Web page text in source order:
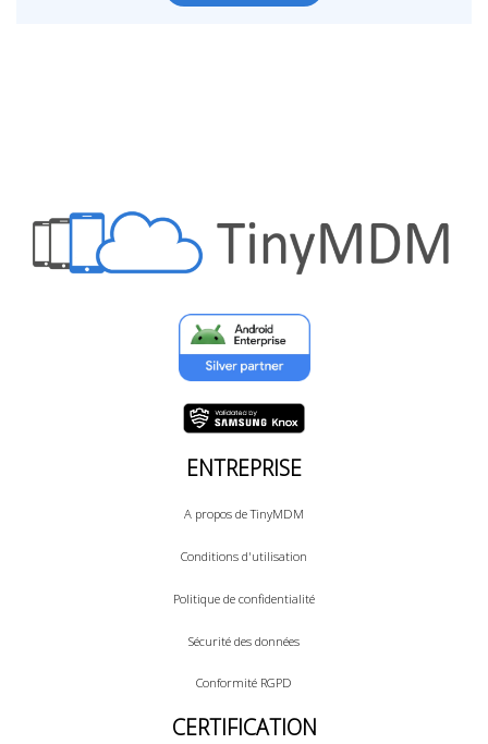
ENTREPRISE
A propos de TinyMDM
Conditions d'utilisation
Politique de confidentialité
Sécurité des données
Conformité RGPD
CERTIFICATION